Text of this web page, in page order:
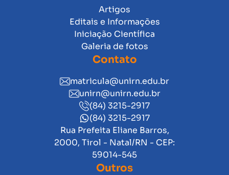
Artigos
Editais e Informações
Iniciação Científica
Galeria de fotos
Contato
matricula@unirn.edu.br
unirn@unirn.edu.br
(84) 3215-2917
(84) 3215-2917
Rua Prefeita Eliane Barros,
2000, Tirol - Natal/RN - CEP:
59014-545
Outros